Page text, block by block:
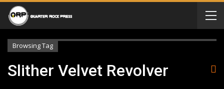
Browsing Tag
Slither Velvet Revolver